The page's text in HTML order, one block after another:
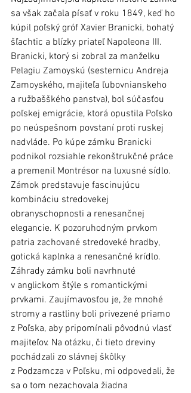
sa však začala písať v roku 1849, keď ho
kúpil poľský gróf Xavier Branicki, bohatý
šľachtic a blízky priateľ Napoleona III.
Branicki, ktorý si zobral za manželku
Pelagiu Zamoyskú (sesternicu Andreja
Zamoyského, majiteľa ľubovnianskeho
a ružbašškého panstva), bol súčasťou
poľskej emigrácie, ktorá opustila Poľsko
po neúspešnom povstaní proti ruskej
nadvláde. Po kúpe zámku Branicki
podnikol rozsiahle rekonštrukčné práce
a premenil Montrésor na luxusné sídlo.
Zámok predstavuje fascinujúcu
kombináciu stredovekej
obranyschopnosti a renesančnej
elegancie. K pozoruhodným prvkom
patria zachované stredoveké hradby,
gotická kaplnka a renesančné krídlo.
Záhrady zámku boli navrhnuté
v anglickom štýle s romantickými
prvkami. Zaujímavosťou je, že mnohé
stromy a rastliny boli privezené priamo
z Poľska, aby pripomínali pôvodnú vlasť
majiteľov. Na otázku, či tieto dreviny
pochádzali zo slávnej škôlky
z Podzamcza v Poľsku, mi odpovedali, že
sa o tom nezachovala žiadna